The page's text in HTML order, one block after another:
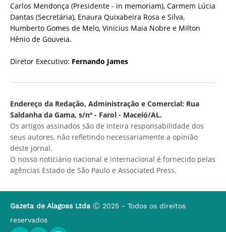
Carlos Mendonça (Presidente - in memoriam), Carmem Lúcia
Dantas (Secretária), Enaura Quixabeira Rosa e Silva,
Humberto Gomes de Melo, Vinícius Maia Nobre e Milton
Hênio de Gouveia.
Diretor Executivo: Fernando James
Endereço da Redação, Administração e Comercial: Rua
Saldanha da Gama, s/nº - Farol - Maceió/AL.
Os artigos assinados são de inteira responsabilidade dos
seus autores, não refletindo necessariamente a opinião
deste jornal.
O nosso noticiário nacional e internacional é fornecido pelas
agências Estado de São Paulo e Associated Press.
Gazeta de Alagoas Ltda Ⓒ 2025 - Todos os direitos
reservados